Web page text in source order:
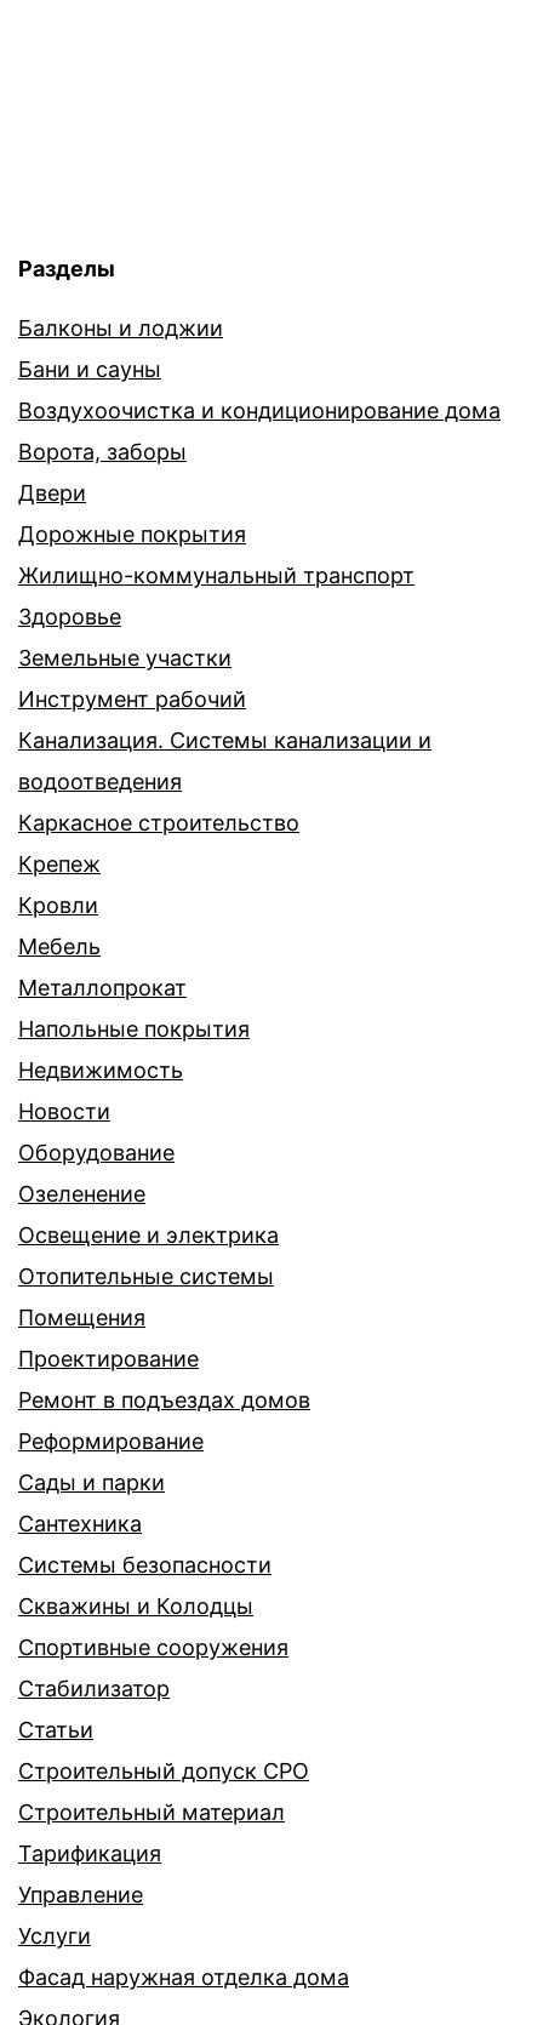
Разделы
Балконы и лоджии
Бани и сауны
Воздухоочистка и кондиционирование дома
Ворота, заборы
Двери
Дорожные покрытия
Жилищно-коммунальный транспорт
Здоровье
Земельные участки
Инструмент рабочий
Канализация. Системы канализации и
водоотведения
Каркасное строительство
Крепеж
Кровли
Мебель
Металлопрокат
Напольные покрытия
Недвижимость
Новости
Оборудование
Озеленение
Освещение и электрика
Отопительные системы
Помещения
Проектирование
Ремонт в подъездах домов
Реформирование
Сады и парки
Сантехника
Системы безопасности
Скважины и Колодцы
Спортивные сооружения
Стабилизатор
Статьи
Строительный допуск СРО
Строительный материал
Тарификация
Управление
Услуги
Фасад наружная отделка дома
Экология